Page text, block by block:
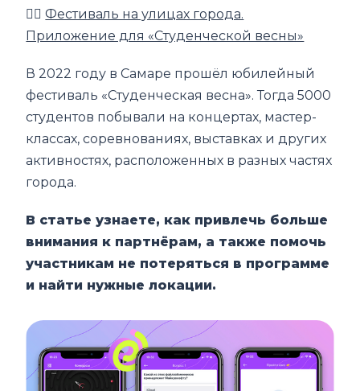
👉🏼Фестиваль на улицах города.
Приложение для «Студенческой весны»
В 2022 году в Самаре прошёл юбилейный
фестиваль «Студенческая весна». Тогда 5000
студентов побывали на концертах, мастер-
классах, соревнованиях, выставках и других
активностях, расположенных в разных частях
города.
В статье узнаете, как привлечь больше
внимания к партнёрам, а также помочь
участникам не потеряться в программе
и найти нужные локации.